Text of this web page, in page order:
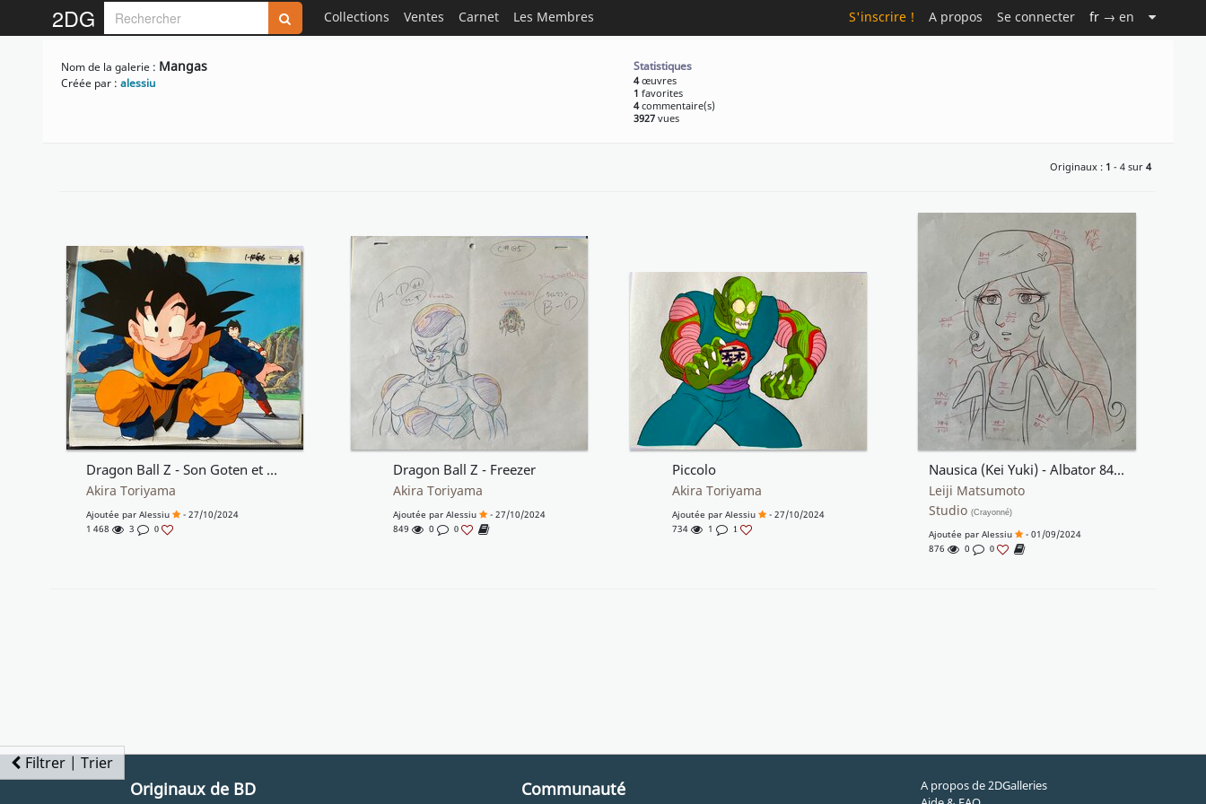
2DG Collections Ventes Carnet Les Membres S'inscrire ! A propos Se connecter fr → en
Nom de la galerie : Mangas
Créée par : alessiu
Statistiques
4œuvres
1 favorites
4commentaire(s)
3927vues
Filtrer | Trier
Originaux : 1 - 4 sur 4
Dragon Ball Z - Son Goten et Son Gohan
Akira Toriyama
Ajoutée par Alessiu
- 27/10/2024
1 468
3 0
Dragon Ball Z - Freezer
Akira Toriyama
Ajoutée par Alessiu
- 27/10/2024
849
0 0
Piccolo
Akira Toriyama
Ajoutée par Alessiu
- 27/10/2024
734
1 1
Nausica (Kei Yuki) - Albator 84 (Harlock) - genga
Leiji Matsumoto
Studio (Crayonné)
Ajoutée par Alessiu
- 01/09/2024
876
0 0
Originaux de BD Communauté
A propos de 2DGalleries